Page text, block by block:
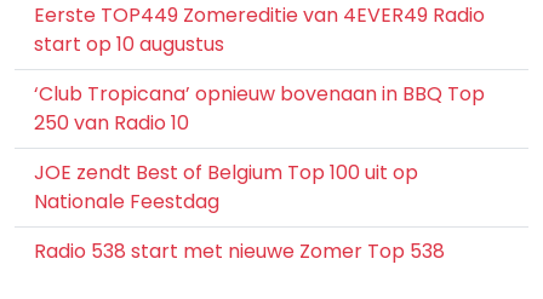
Eerste TOP449 Zomereditie van 4EVER49 Radio
start op 10 augustus
‘Club Tropicana’ opnieuw bovenaan in BBQ Top
250 van Radio 10
JOE zendt Best of Belgium Top 100 uit op
Nationale Feestdag
Radio 538 start met nieuwe Zomer Top 538